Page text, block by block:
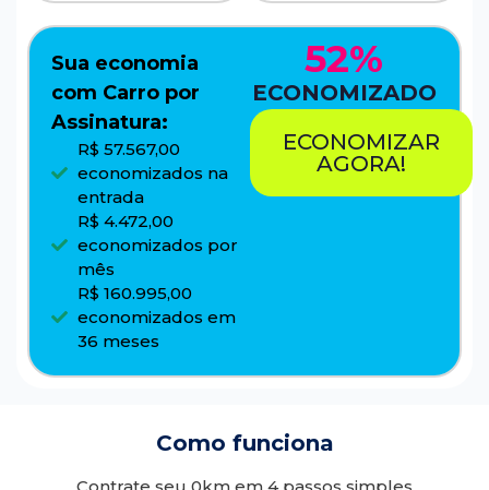
Sua economia
com Carro por
Assinatura:
R$ 57.567,00
economizados na
entrada
R$ 4.472,00
economizados por
mês
R$ 160.995,00
economizados em
36 meses
52%
ECONOMIZADO
ECONOMIZAR
AGORA!
Como funciona